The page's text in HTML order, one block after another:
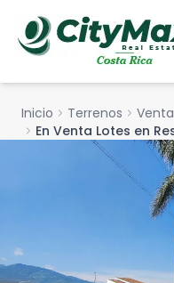
Inicio chevron_right Terrenos chevron_right Venta
chevron_right En Venta Lotes en